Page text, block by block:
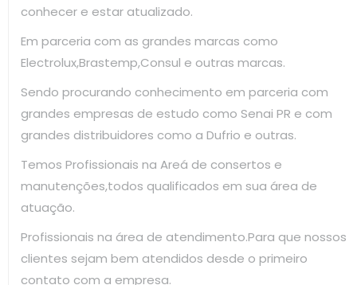
conhecer e estar atualizado.
Em parceria com as grandes marcas como
Electrolux,Brastemp,Consul e outras marcas.
Sendo procurando conhecimento em parceria com
grandes empresas de estudo como Senai PR e com
grandes distribuidores como a Dufrio e outras.
Temos Profissionais na Areá de consertos e
manutenções,todos qualificados em sua área de
atuação.
Profissionais na área de atendimento.Para que nossos
clientes sejam bem atendidos desde o primeiro
contato com a empresa.